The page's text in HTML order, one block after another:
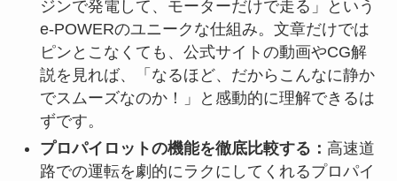
ジンで発電して、モーターだけで走る」という
e-POWERのユニークな仕組み。文章だけでは
ピンとこなくても、公式サイトの動画やCG解
説を見れば、「なるほど、だからこんなに静か
でスムーズなのか！」と感動的に理解できるは
ずです。
プロパイロットの機能を徹底比較する： 高速道
路での運転を劇的にラクにしてくれるプロパイ